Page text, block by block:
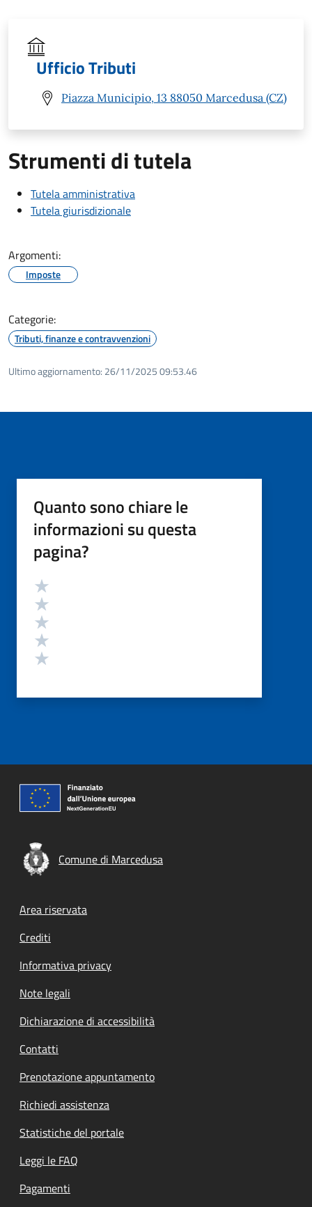
Ufficio Tributi
Piazza Municipio, 13 88050 Marcedusa (CZ)
Strumenti di tutela
Tutela amministrativa
Tutela giurisdizionale
Argomenti:
Imposte
Categorie:
Tributi, finanze e contravvenzioni
Ultimo aggiornamento: 26/11/2025 09:53.46
Quanto sono chiare le
informazioni su questa
pagina?
Valutazione
Comune di Marcedusa
Footer menu
Area riservata
Crediti
Informativa privacy
Note legali
Dichiarazione di accessibilità
Contatti
Prenotazione appuntamento
Richiedi assistenza
Statistiche del portale
Leggi le FAQ
Pagamenti